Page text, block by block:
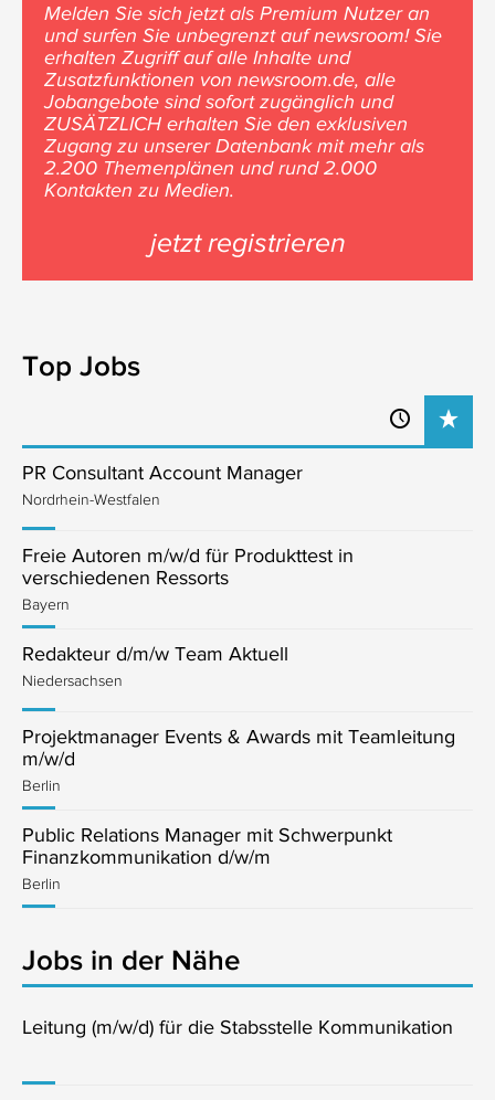
Melden Sie sich jetzt als Premium Nutzer an
und surfen Sie unbegrenzt auf newsroom! Sie
erhalten Zugriff auf alle Inhalte und
Zusatzfunktionen von newsroom.de, alle
Jobangebote sind sofort zugänglich und
ZUSÄTZLICH erhalten Sie den exklusiven
Zugang zu unserer Datenbank mit mehr als
2.200 Themenplänen und rund 2.000
Kontakten zu Medien.
jetzt registrieren
Top Jobs
PR Consultant Account Manager
Nordrhein-Westfalen
Freie Autoren m/w/d für Produkttest in
verschiedenen Ressorts
Bayern
Redakteur d/m/w Team Aktuell
Niedersachsen
Projektmanager Events & Awards mit Teamleitung
m/w/d
Berlin
Public Relations Manager mit Schwerpunkt
Finanzkommunikation d/w/m
Berlin
Jobs in der Nähe
Leitung (m/w/d) für die Stabsstelle Kommunikation